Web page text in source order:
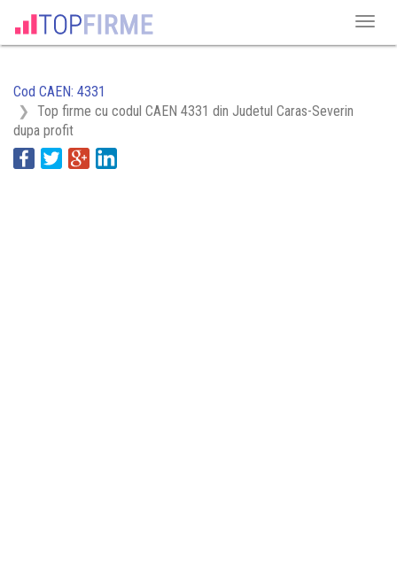
Cod CAEN: 4331
Top firme cu codul CAEN 4331 din Judetul Caras-Severin
dupa profit